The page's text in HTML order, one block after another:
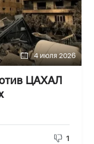
4 июля 2026
ЦАХАЛ
1